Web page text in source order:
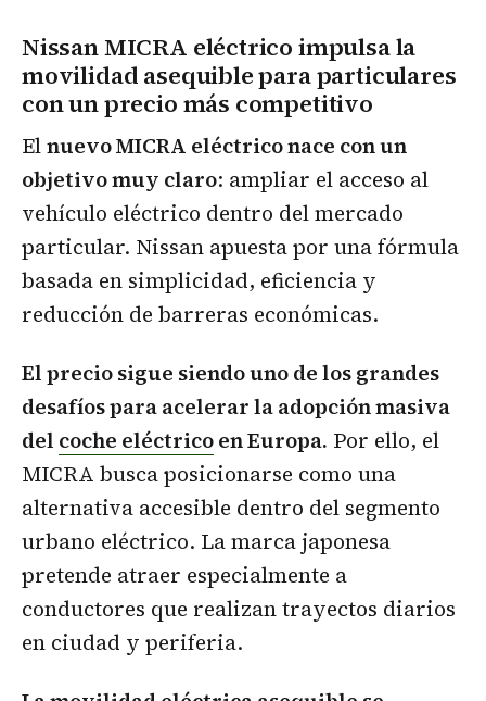
Nissan MICRA eléctrico impulsa la
movilidad asequible para particulares
con un precio más competitivo
Elnuevo MICRA eléctrico nace con un
objetivo muy claro: ampliar el acceso al
vehículo eléctrico dentro del mercado
particular. Nissan apuesta por una fórmula
basada en simplicidad, eficiencia y
reducción de barreras económicas.
El precio sigue siendo uno de los grandes
desafíos para acelerar la adopción masiva
del coche eléctricoen Europa. Por ello, el
MICRA busca posicionarse como una
alternativa accesible dentro del segmento
urbano eléctrico. La marca japonesa
pretende atraer especialmente a
conductores que realizan trayectos diarios
en ciudad y periferia.